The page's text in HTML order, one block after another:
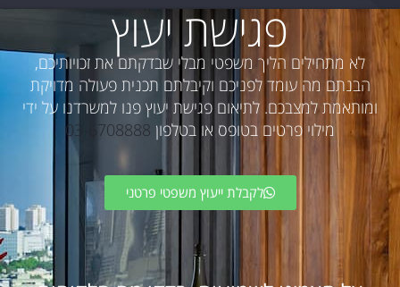
פגישת יעוץ
לא מתחילים הליך משפטי מבלי שבדקתם את זכויותיכם,
הבנתם מה עומד לפניכם וקיבלתם תכנית פעולה מדויקת
ומותאמת למצבכם. לתיאום פגישת יעוץ פנו למשרדנו על ידי
מילוי פרטים בטופס או בטלפון 03-6708888
לקבלת ייעוץ משפטי פרטני